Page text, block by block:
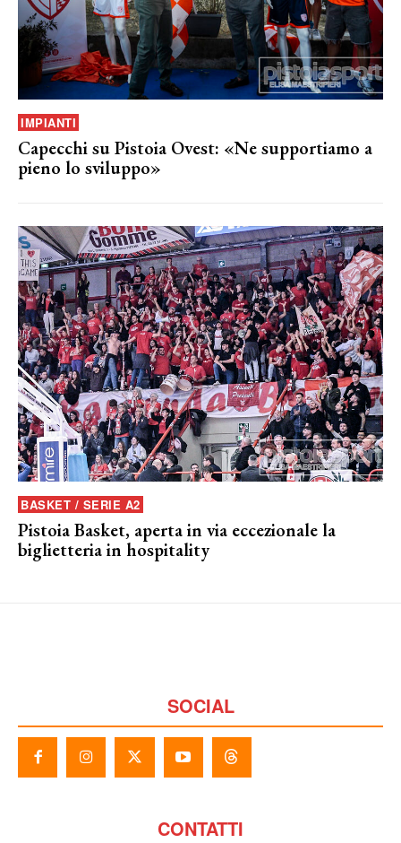
IMPIANTI
Capecchi su Pistoia Ovest: «Ne supportiamo a
pieno lo sviluppo»
BASKET / SERIE A2
Pistoia Basket, aperta in via eccezionale la
biglietteria in hospitality
SOCIAL
CONTATTI